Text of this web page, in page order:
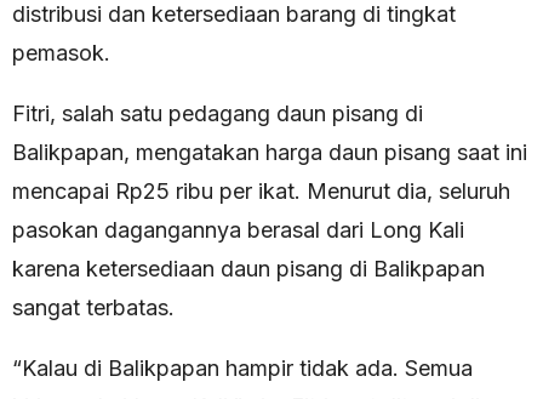
distribusi dan ketersediaan barang di tingkat
pemasok.
Fitri, salah satu pedagang daun pisang di
Balikpapan, mengatakan harga daun pisang saat ini
mencapai Rp25 ribu per ikat. Menurut dia, seluruh
pasokan dagangannya berasal dari Long Kali
karena ketersediaan daun pisang di Balikpapan
sangat terbatas.
“Kalau di Balikpapan hampir tidak ada. Semua